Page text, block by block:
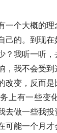
一个大概的
己的。到现
？我听一听
，我不会受
改变，反而
上有一些变
去做一些我
可能一个月才